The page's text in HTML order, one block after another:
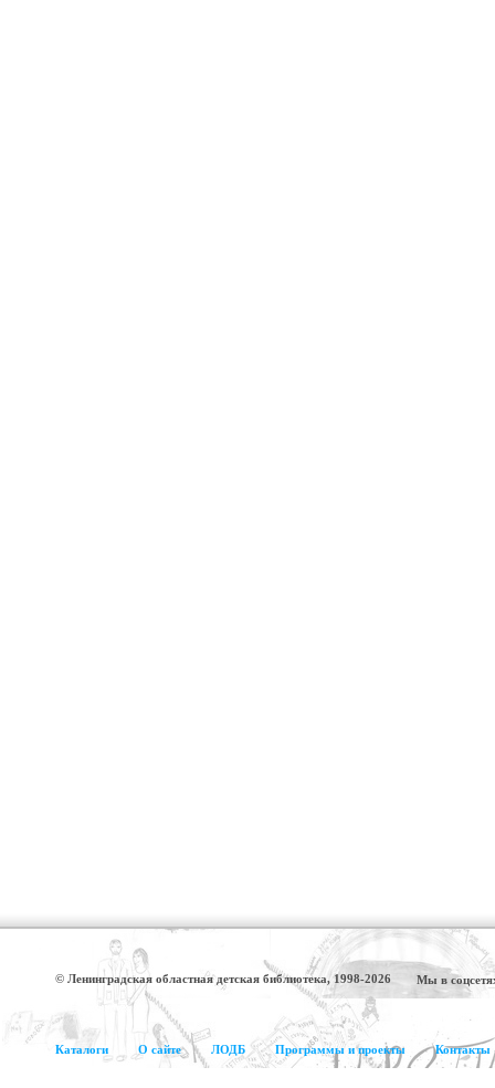
© Ленинградская областная детская библиотека, 1998-2026 Мы в
Каталоги О сайте ЛОДБ Программы и проекты Контакты